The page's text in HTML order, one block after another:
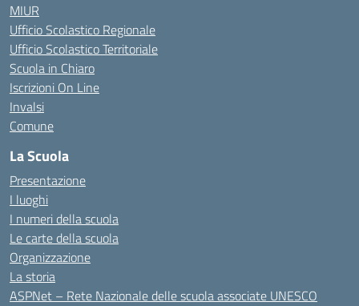
MIUR
Ufficio Scolastico Regionale
Ufficio Scolastico Territoriale
Scuola in Chiaro
Iscrizioni On Line
Invalsi
Comune
La Scuola
Presentazione
I luoghi
I numeri della scuola
Le carte della scuola
Organizzazione
La storia
ASPNet – Rete Nazionale delle scuola associate UNESCO